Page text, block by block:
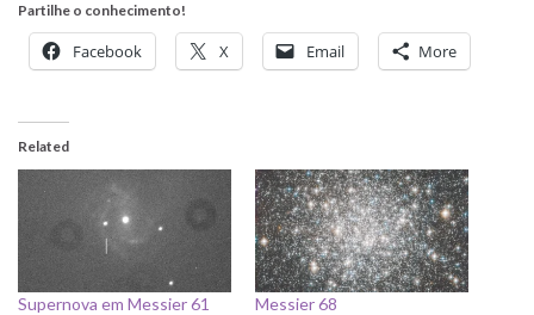
Partilhe o conhecimento!
Facebook X Email More
Related
Supernova em Messier 61
Messier 68